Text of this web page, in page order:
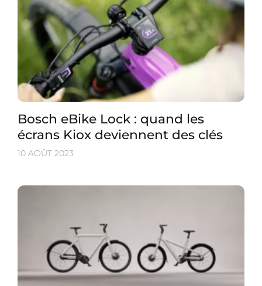
Bosch eBike Lock : quand les
écrans Kiox deviennent des clés
10 AOÛT 2023